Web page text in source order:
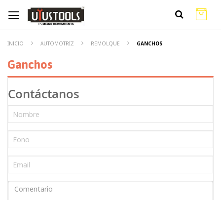
INICIO AUTOMOTRIZ REMOLQUE GANCHOS
Ganchos
Contáctanos